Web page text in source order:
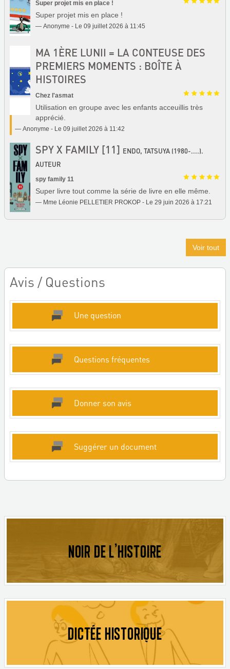
Super projet mis en place !
Super projet mis en place !
Anonyme - Le 09 juillet 2026 à 11:45
MA 1ÈRE LUNII = LA CONTEUSE DES
PREMIERS MOMENTS : BOÎTE À
HISTOIRES
Chez l'asmat
Utilisation en groupe avec les enfants acceuillis très
apprécié.
Anonyme - Le 09 juillet 2026 à 11:42
SPY X FAMILY [11] ENDO, TATSUYA (1980-....).
AUTEUR
spy family 11
Super livre tout comme la série de livre en elle même.
Mme Léonie PELLETIER PROKOP - Le 29 juin 2026 à 17:21
Voir tout
Avis / Questions
Une question
Questions fréquentes
Donner son avis
Suggérer un document
NOIR DE L'HISTOIRE
DICTÉE HISTORIQUE